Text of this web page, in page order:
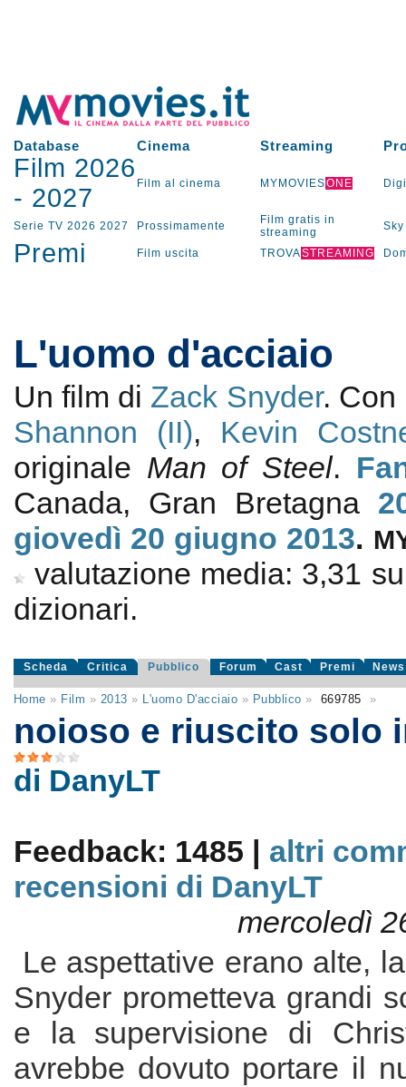
Database Cinema Streaming
Film 2026
- 2027 Film al cinema MYMOVIESONE
Serie TV 2026 2027 Prossimamente
Film gratis in
streaming
Sky
Premi Film uscita TROVASTREAMING
L'uomo d'acciaio
Un film di Zack Snyder. Con
Shannon (II), Kevin
originale Man of Steel.
Canada, Gran Bretagna
giovedì 20 giugno 2013.
valutazione media: 3,31
dizionari.
Scheda Critica Pubblico Forum Cast Premi News
Home » Film » 2013 » L'uomo D'acciaio » Pubblico » 669785 »
noioso e riuscito solo
di DanyLT
Feedback: 1485 | altri
recensioni di DanyLT
mercoledì
Le aspettative erano alte,
Snyder prometteva grandi
e la supervisione di
avrebbe dovuto portare il